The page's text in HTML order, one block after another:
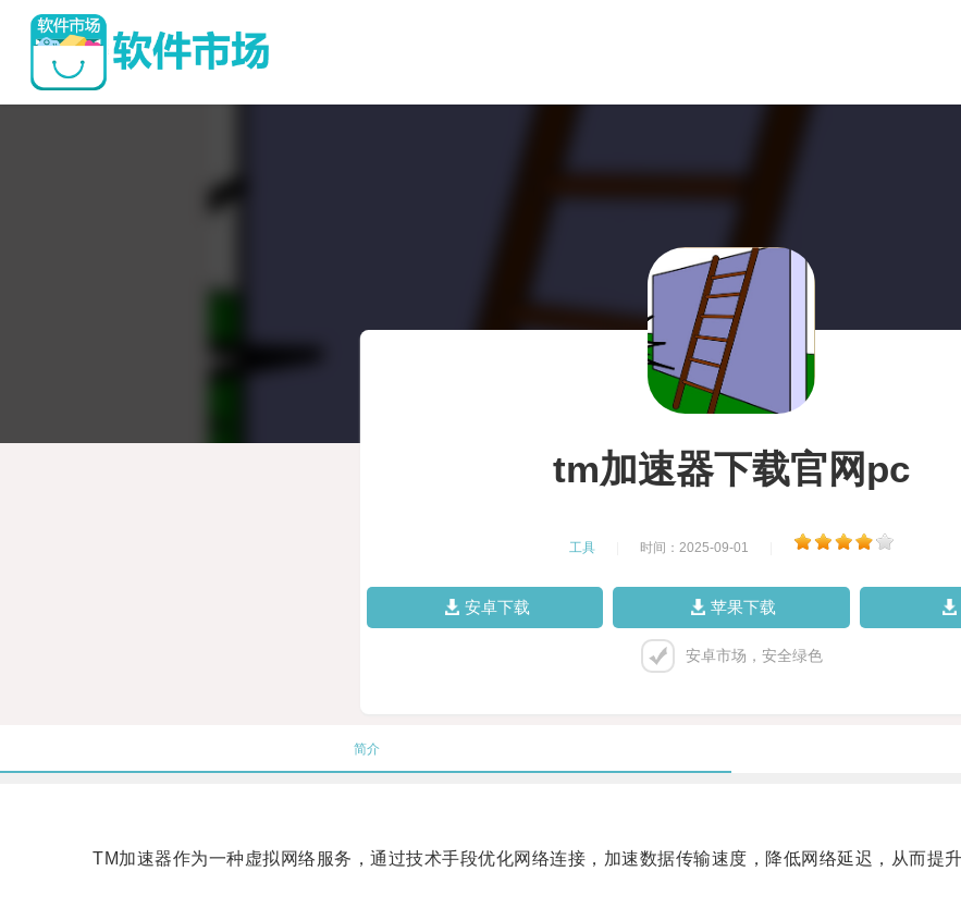
tm加速器下载官网pc
工具 时间：2025-09-01
安卓下载 苹果下载
安卓市场，安全绿色
简介
TM加速器作为一种虚拟网络服务，通过技术手段优化网络连接，加速数据传输速度，降低网络延迟，从而提升